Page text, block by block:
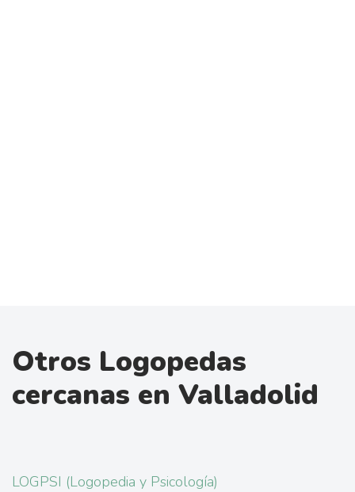
Otros Logopedas
cercanas en Valladolid
LOGPSI (Logopedia y Psicología)